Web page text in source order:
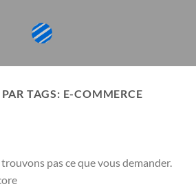
TAGS: E-COMMERCE
pas ce que vous demander.